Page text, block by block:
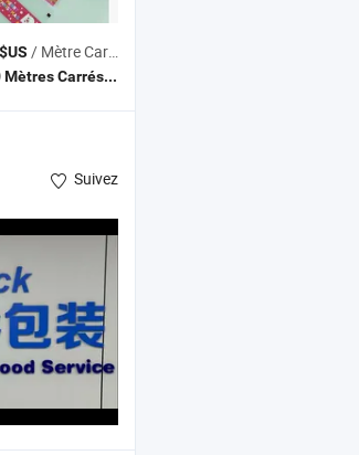
/ Mètre Carré
600 Mètres Carrés(MOQ)
Suivez